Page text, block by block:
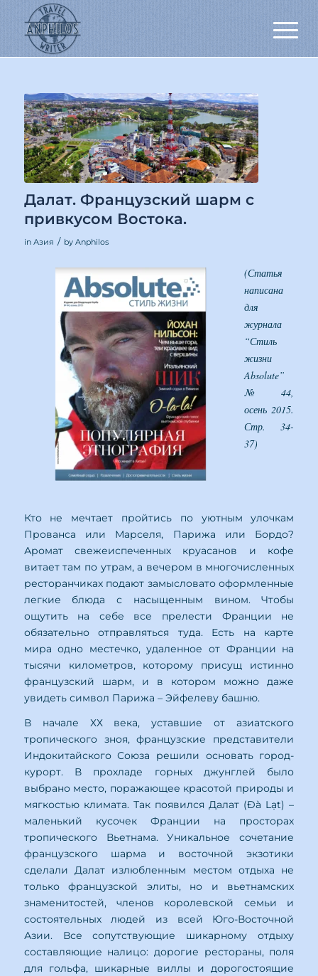
Далат. Французский шарм с
привкусом Востока.
in Азия / by Anphilos
(Статья
написана
для
журнала
“Стиль
жизни
Absolute”
№ 44,
осень 2015.
Стр. 34-
37)
Кто не мечтает пройтись по уютным улочкам
Прованса или Марселя, Парижа или Бордо?
Аромат свежеиспеченных круасанов и кофе
витает там по утрам, а вечером в многочисленных
ресторанчиках подают замысловато оформленные
легкие блюда с насыщенным вином. Чтобы
ощутить на себе все прелести Франции не
обязательно отправляться туда. Есть на карте
мира одно местечко, удаленное от Франции на
тысячи километров, которому присущ истинно
французский шарм, и в котором можно даже
увидеть символ Парижа – Эйфелеву башню.
В начале ХХ века, уставшие от азиатского
тропического зноя, французские представители
Индокитайского Союза решили основать город-
курорт. В прохладе горных джунглей было
выбрано место, поражающее красотой природы и
мягкостью климата. Так появился Далат (Đà Lạt) –
маленький кусочек Франции на просторах
тропического Вьетнама. Уникальное сочетание
французского шарма и восточной экзотики
сделали Далат излюбленным местом отдыха не
только французской элиты, но и вьетнамских
знаменитостей, членов королевской семьи и
состоятельных людей из всей Юго-Восточной
Азии. Все сопутствующие шикарному отдыху
составляющие налицо: дорогие рестораны, поля
для гольфа, шикарные виллы и дорогостоящие